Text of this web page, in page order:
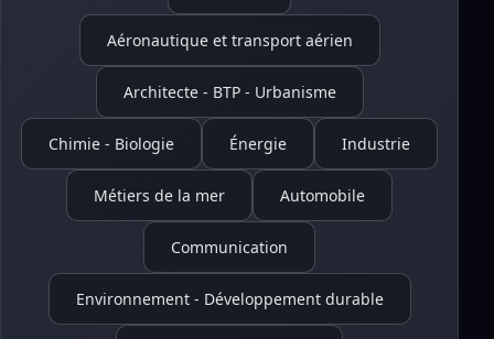
Aéronautique et transport aérien
Architecte - BTP - Urbanisme
Chimie - Biologie Énergie Industrie
Métiers de la mer Automobile
Communication
Environnement - Développement durable